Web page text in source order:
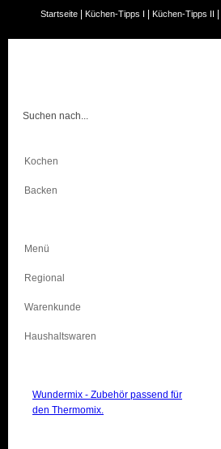
Startseite Küchen-Tipps I Küchen-Tipps II
Kochen
Backen
Menü
Regional
Warenkunde
Haushaltswaren
Wundermix - Zubehör passend für
den Thermomix.